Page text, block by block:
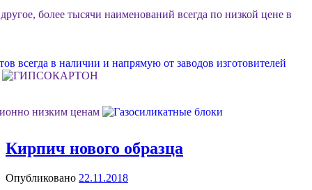
более тысячи наименований всегда по низкой цене в
всегда в наличии и напрямую от заводов изготовителей
низким ценам
или объект, возможна разгрузка, фурные поставки еще
Кирпич нового образца
Опубликовано 22.11.2018